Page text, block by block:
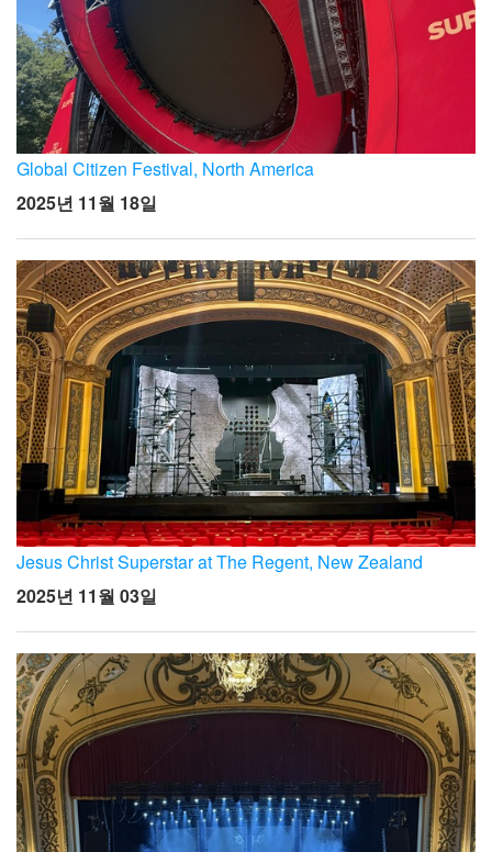
Global Citizen Festival, North America
2025년 11월 18일
Jesus Christ Superstar at The Regent, New Zealand
2025년 11월 03일